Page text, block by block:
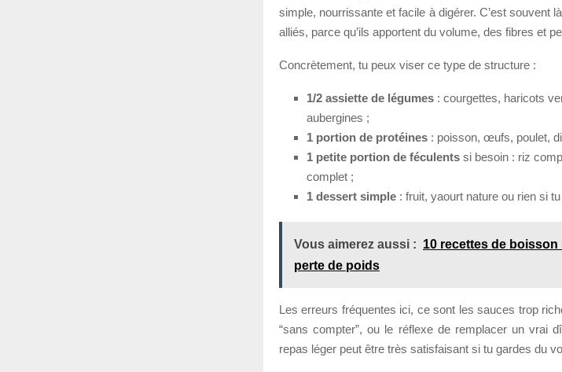
simple, nourrissante et facile à digérer. C’est souvent
alliés, parce qu’ils apportent du volume, des fibres et
Concrètement, tu peux viser ce type de structure :
1/2 assiette de légumes : courgettes, haricots
aubergines ;
1 portion de protéines : poisson, œufs, poulet,
1 petite portion de féculents si besoin : riz
complet ;
1 dessert simple : fruit, yaourt nature ou rien si
Vous aimerez aussi : 10 recettes de
perte de poids
Les erreurs fréquentes ici, ce sont les sauces trop
“sans compter”, ou le réflexe de remplacer un vrai
repas léger peut être très satisfaisant si tu gardes du